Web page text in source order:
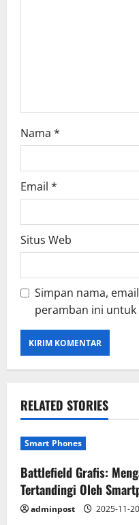
Nama *
Email *
Situs Web
Simpan nama,
peramban ini
RELATED STORIES
Smart Phones
Battlefield Grafis:
Tertandingi Oleh
adminpost 2025-11-20